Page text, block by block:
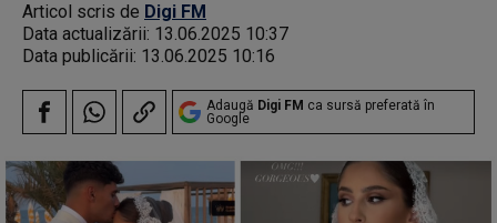
Articol scris de Digi FM
Data actualizării: 13.06.2025 10:37
Data publicării: 13.06.2025 10:16
Adaugă Digi FM ca sursă preferată în
Google